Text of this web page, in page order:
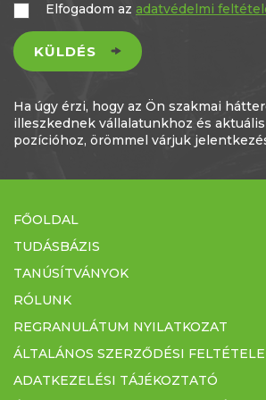
Elfogadom az adatvédelmi
KÜLDÉS
Ha úgy érzi, hogy az Ön szakmai
illeszkednek vállalatunkhoz és
pozícióhoz, örömmel várjuk
FŐOLDAL
TUDÁSBÁZIS
TANÚSÍTVÁNYOK
RÓLUNK
REGRANULÁTUM NYILATKOZAT
ÁLTALÁNOS SZERZŐDÉSI
ADATKEZELÉSI TÁJÉKOZTATÓ